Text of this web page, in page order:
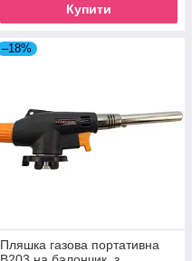
Купити
–18%
Пляшка газова портативна